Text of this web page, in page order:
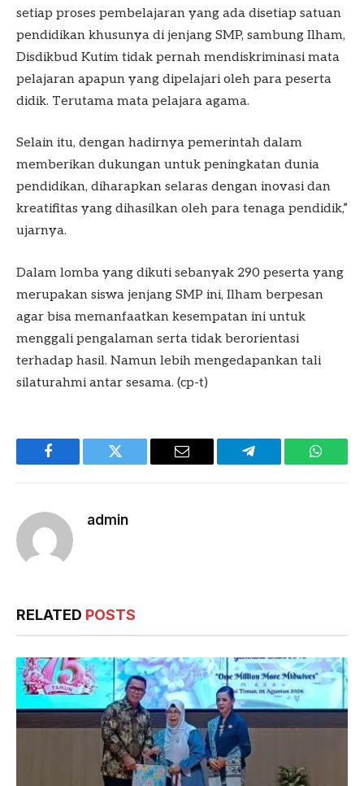
setiap proses pembelajaran yang ada disetiap satuan
pendidikan khusunya di jenjang SMP, sambung Ilham,
Disdikbud Kutim tidak pernah mendiskriminasi mata
pelajaran apapun yang dipelajari oleh para peserta
didik. Terutama mata pelajara agama.
Selain itu, dengan hadirnya pemerintah dalam
memberikan dukungan untuk peningkatan dunia
pendidikan, diharapkan selaras dengan inovasi dan
kreatifitas yang dihasilkan oleh para tenaga pendidik,”
ujarnya.
Dalam lomba yang dikuti sebanyak 290 peserta yang
merupakan siswa jenjang SMP ini, Ilham berpesan
agar bisa memanfaatkan kesempatan ini untuk
menggali pengalaman serta tidak berorientasi
terhadap hasil. Namun lebih mengedapankan tali
silaturahmi antar sesama. (cp-t)
Facebook Twitter Email Telegram
admin
RELATED POSTS